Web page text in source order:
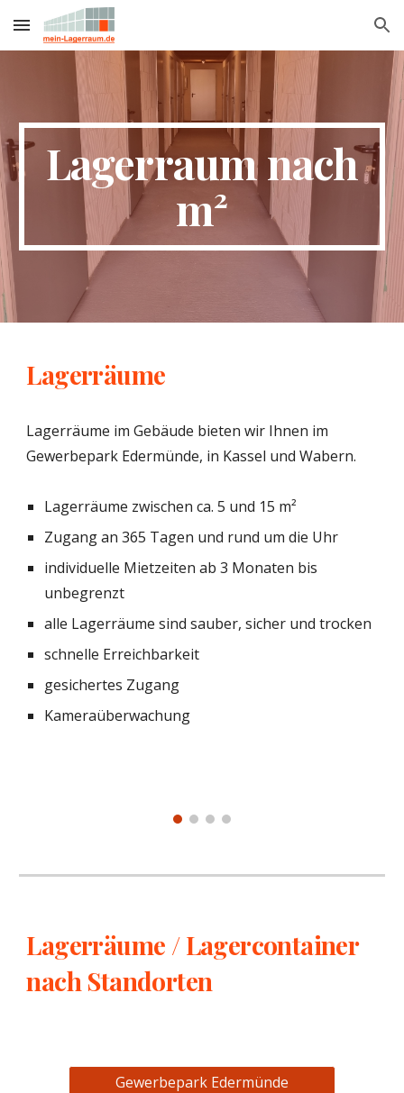
Skip to main content Skip to navigation
Lagerraum nach
m²
Lagerräume
Lagerräume im Gebäude bieten wir Ihnen im
Gewerbepark Edermünde, in Kassel und Wabern.
Lagerräume zwischen ca. 5 und 15 m²
Zugang an 365 Tagen und rund um die Uhr
individuelle Mietzeiten ab 3 Monaten bis
unbegrenzt
alle Lagerräume sind sauber, sicher und trocken
schnelle Erreichbarkeit
gesichertes Zugang
Kameraüberwachung
Lagerräume /Lagercontainer
nach Standorten
Gewerbepark Edermünde